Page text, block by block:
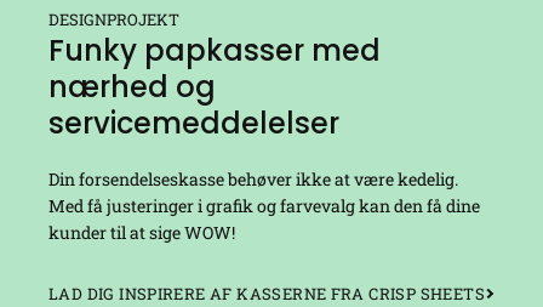
DESIGNPROJEKT
Funky papkasser med
nærhed og
servicemeddelelser
Din forsendelseskasse behøver ikke at være kedelig.
Med få justeringer i grafik og farvevalg kan den få dine
kunder til at sige WOW!
LAD DIG INSPIRERE AF KASSERNE FRA CRISP SHEETS